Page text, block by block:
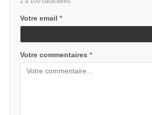
Votre email*
Votre commentaires*